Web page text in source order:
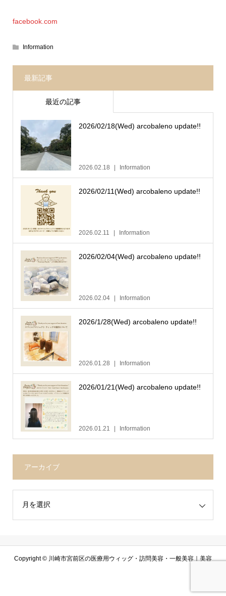
facebook.com
Information
最新記事
最近の記事
2026/02/18(Wed) arcobaleno update!!
2026.02.18 Information
2026/02/11(Wed) arcobaleno update!!
2026.02.11 Information
2026/02/04(Wed) arcobaleno update!!
2026.02.04 Information
2026/1/28(Wed) arcobaleno update!!
2026.01.28 Information
2026/01/21(Wed) arcobaleno update!!
2026.01.21 Information
アーカイブ
Copyright © 川崎市宮前区の医療用ウィッグ・訪問美容・一般美容｜美容